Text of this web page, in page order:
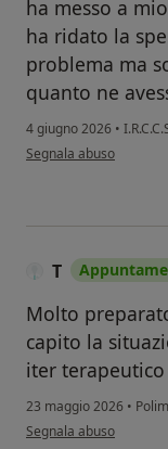
ha messo a
ha ridato la
problema ma
quanto ne
4 giugno 2026 •
secondo l'opinione
Segnala abuso
T
Molto
capito la
iter terapeutico
23 maggio 2026 •
secondo l'opinione
Segnala abuso